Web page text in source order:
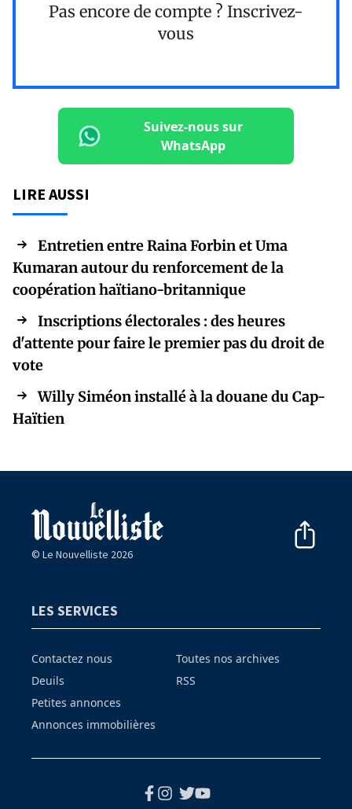
Pas encore de compte ? Inscrivez-
vous
Suivez-nous sur
WhatsApp
LIRE AUSSI
Entretien entre Raina Forbin et Uma
Kumaran autour du renforcement de la
coopération haïtiano-britannique
Inscriptions électorales : des heures
d'attente pour faire le premier pas du droit de
vote
Willy Siméon installé à la douane du Cap-
Haïtien
© Le Nouvelliste 2026
LES SERVICES
Contactez nous
Deuils
Petites annonces
Annonces immobilières
Toutes nos archives
RSS